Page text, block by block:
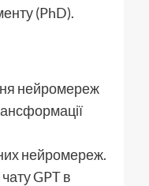
(PhD).
нейромереж
нейромереж.
GPT в